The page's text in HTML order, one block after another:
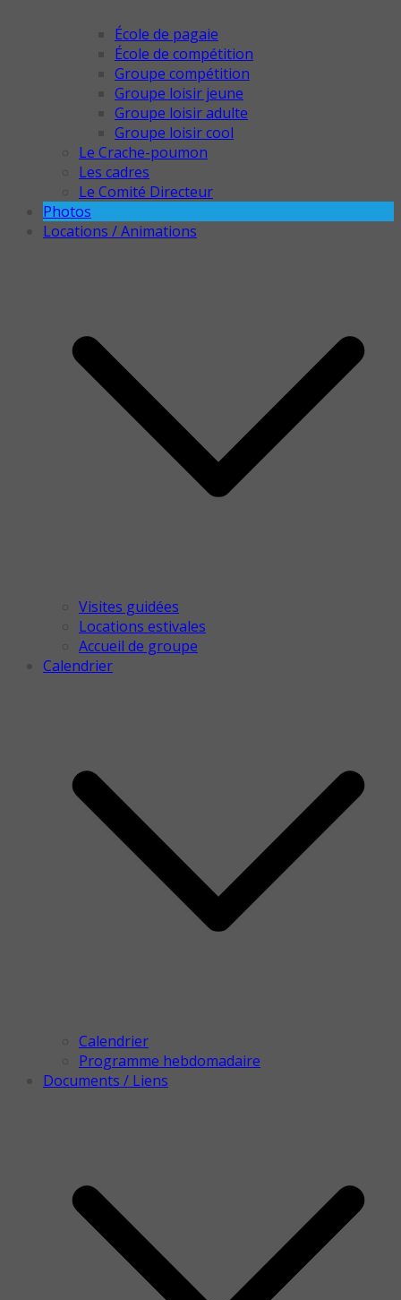
École de pagaie
École de compétition
Groupe compétition
Groupe loisir jeune
Groupe loisir adulte
Groupe loisir cool
Le Crache-poumon
Les cadres
Le Comité Directeur
Photos
Locations / Animations
Visites guidées
Locations estivales
Accueil de groupe
Calendrier
Calendrier
Programme hebdomadaire
Documents / Liens